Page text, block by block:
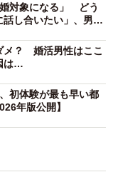
対象になる」 どう
し合いたい」、男性
メ？ 婚活男性はここ
は…
初体験が最も早い都
年版公開】